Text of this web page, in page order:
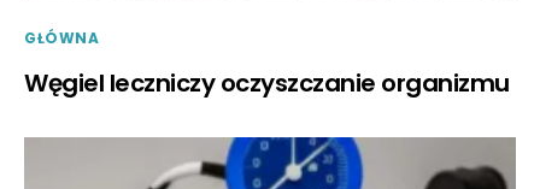
GŁÓWNA
Węgiel leczniczy oczyszczanie organizmu